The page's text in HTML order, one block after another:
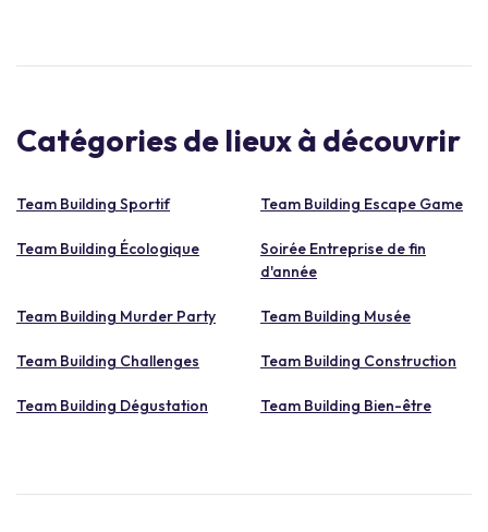
Catégories de lieux à découvrir
Team Building Sportif Team Building Escape Game
Team Building Écologique
Soirée Entreprise de fin
d'année
Team Building Murder Party Team Building Musée
Team Building Challenges Team Building Construction
Team Building Dégustation Team Building Bien-être